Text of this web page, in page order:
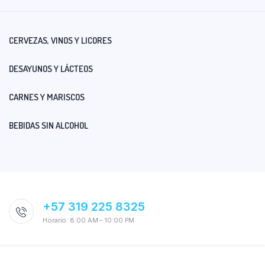
CERVEZAS, VINOS Y LICORES
DESAYUNOS Y LÁCTEOS
CARNES Y MARISCOS
BEBIDAS SIN ALCOHOL
+57 319 225 8325
Horario: 8:00 AM – 10:00 PM